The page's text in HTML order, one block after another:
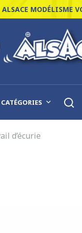
ALSACE MODÉLISME
CATÉGORIES
d’écurie